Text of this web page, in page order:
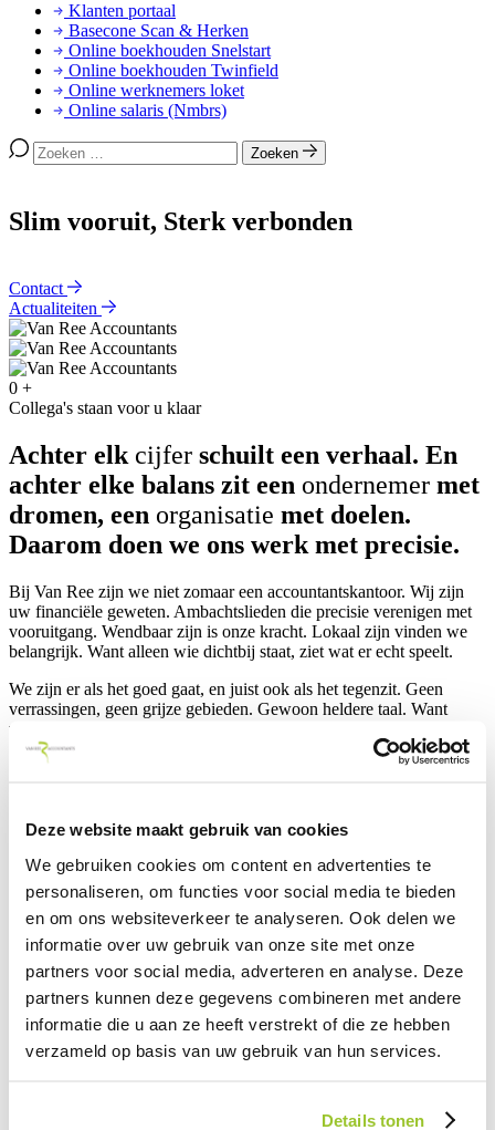
Deze website maakt gebruik van cookies
We gebruiken cookies om content en advertenties te
personaliseren, om functies voor social media te bieden
en om ons websiteverkeer te analyseren. Ook delen we
informatie over uw gebruik van onze site met onze
partners voor social media, adverteren en analyse. Deze
partners kunnen deze gegevens combineren met andere
informatie die u aan ze heeft verstrekt of die ze hebben
verzameld op basis van uw gebruik van hun services.
Details tonen
Klanten portaal
Basecone Scan & Herken
Online boekhouden Snelstart
Online boekhouden Twinfield
Online werknemers loket
Online salaris (Nmbrs)
Search for:
Zoeken
Slim vooruit, Sterk verbonden
Contact
Actualiteiten
0 +
Collega's staan voor u klaar
Achter elk cijfer schuilt een verhaal. En
achter elke balans zit een ondernemer met
dromen, een organisatie met doelen.
Daarom doen we ons werk met precisie.
Bij Van Ree zijn we niet zomaar een accountantskantoor. Wij zijn
uw financiële geweten. Ambachtslieden die precisie verenigen met
vooruitgang. Wendbaar zijn is onze kracht. Lokaal zijn vinden we
belangrijk. Want alleen wie dichtbij staat, ziet wat er echt speelt.
We zijn er als het goed gaat, en juist ook als het tegenzit. Geen
verrassingen, geen grijze gebieden. Gewoon heldere taal. Want
vertrouwen win je met daden, jaar na jaar.
Bekijk alle
Om u optimaal van dienst te zijn, volgen wij de ontwikkelingen in
uw branche op de voet.
Maatschappelijke organisaties
Automotive
Feed & food